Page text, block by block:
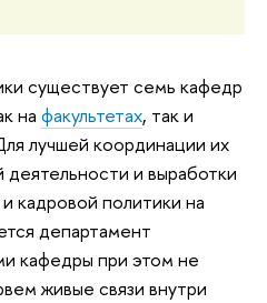
существует семь кафедр
на факультетах, так и
лучшей координации их
и выработки
кадровой политики на
департамент
кафедры при этом не
живые связи внутри